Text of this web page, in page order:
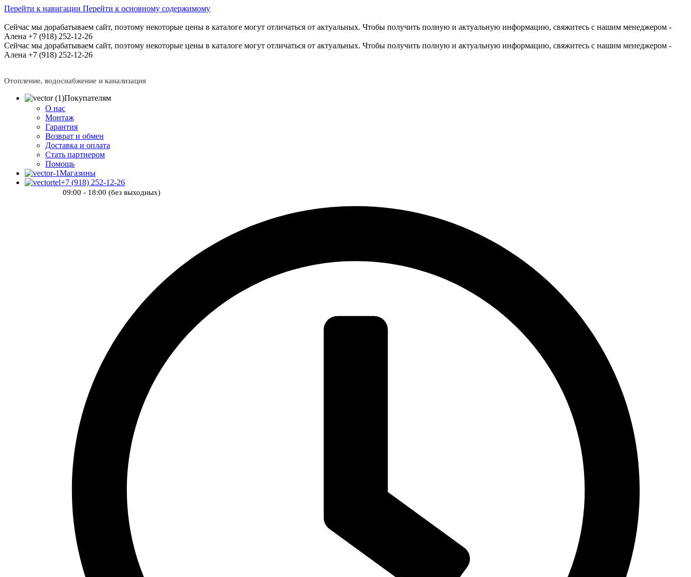
Перейти к навигации Перейти к основному содержимому
Сейчас мы дорабатываем сайт, поэтому некоторые цены в каталоге могут отличаться от актуальных. Чтобы получить полную и актуальную информацию, свяжитесь с нашим менеджером -
Алена +7 (918) 252-12-26
Сейчас мы дорабатываем сайт, поэтому некоторые цены в каталоге могут отличаться от актуальных. Чтобы получить полную и актуальную информацию, свяжитесь с нашим менеджером -
Алена +7 (918) 252-12-26
Отопление, водоснабжение и канализация
Покупателям
О нас
Монтаж
Гарантия
Возврат и обмен
Доставка и оплата
Стать партнером
Помощь
Магазины
+7 (918) 252-12-26
09:00 - 18:00 (без выходных)